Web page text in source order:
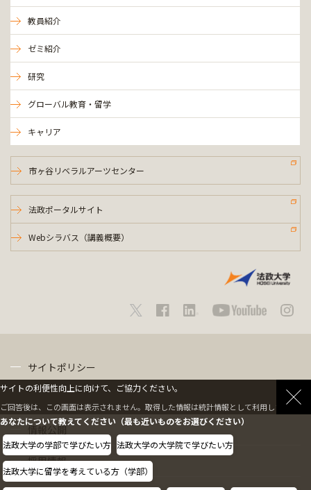
教員紹介
ゼミ紹介
研究
グローバル教育・留学
キャリア
市ヶ谷リベラルアーツセンター
法政ポータルサイト
Webシラバス（講義概要）
サイトポリシー
情報公開
採用情報
サイトの利便性向上に向けて、ご協力ください。
ご回答後は、この画面は表示されません。取得した情報は統計情報として利用します。
あなたについて教えてください（最も近いものをお選びください）
法政大学の学部で学びたい方 法政大学の大学院で学びたい方
法政大学に留学を考えている方（学部）